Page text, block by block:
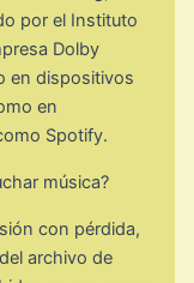
por el Instituto
Dolby
en dispositivos
en
Spotify.
con pérdida,
archivo de